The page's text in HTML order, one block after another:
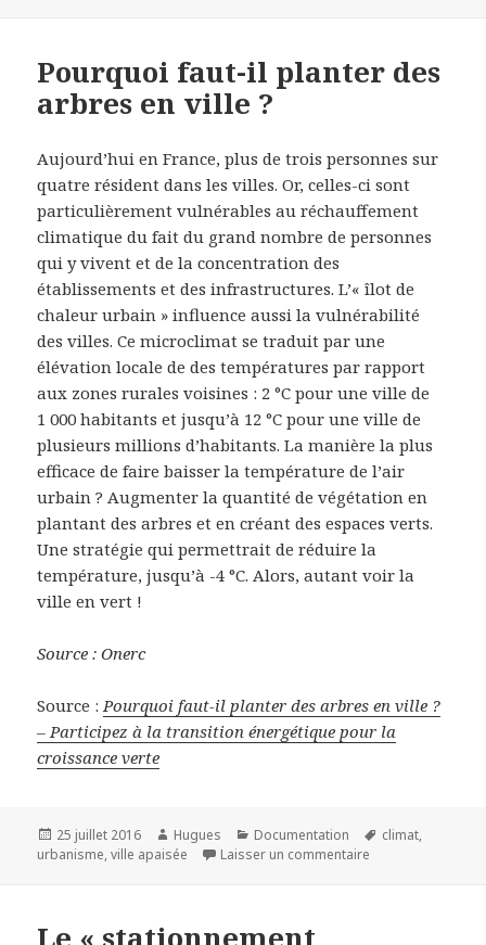
Pourquoi faut-il planter des
arbres en ville ?
Aujourd’hui en France, plus de trois personnes sur
quatre résident dans les villes. Or, celles-ci sont
particulièrement vulnérables au réchauffement
climatique du fait du grand nombre de personnes
qui y vivent et de la concentration des
établissements et des infrastructures. L’« îlot de
chaleur urbain » influence aussi la vulnérabilité
des villes. Ce microclimat se traduit par une
élévation locale de des températures par rapport
aux zones rurales voisines : 2 °C pour une ville de
1 000 habitants et jusqu’à 12 °C pour une ville de
plusieurs millions d’habitants. La manière la plus
efficace de faire baisser la température de l’air
urbain ? Augmenter la quantité de végétation en
plantant des arbres et en créant des espaces verts.
Une stratégie qui permettrait de réduire la
température, jusqu’à -4 °C. Alors, autant voir la
ville en vert !
Source : Onerc
Source : Pourquoi faut-il planter des arbres en ville ?
– Participez à la transition énergétique pour la
croissance verte
Publié
le
25 juillet 2016 Auteur
Hugues Catégories
Documentation
Mots-
climat,
urbanisme,ville apaisée Laisser un commentaire